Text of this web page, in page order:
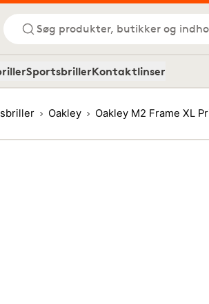
Søg produkter, butikker og
SportsbrillerKontaktlinser
Oakley Oakley M2 Frame XL